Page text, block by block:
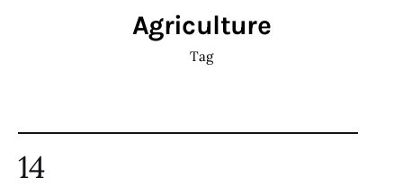
Sport
Société
Agriculture
Tag
14